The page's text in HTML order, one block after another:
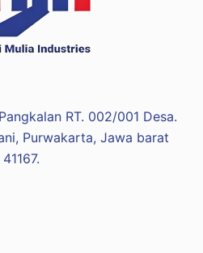
RT. 002/001 Desa.
Purwakarta, Jawa barat
41167.